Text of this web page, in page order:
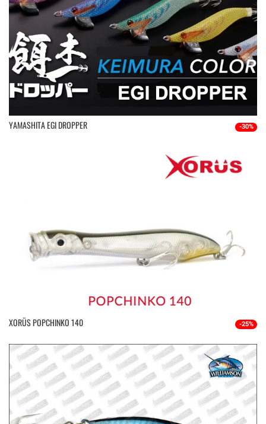
YAMASHITA EGI DROPPER -30%
XORÜS POPCHINKO 140 -25%